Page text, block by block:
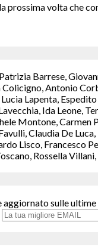
prossima volta che
Barrese,
Antonio
Lapenta,
Ida
Montone, Carmen
Claudia De
Lisco, Francesco
Rossella
sulle